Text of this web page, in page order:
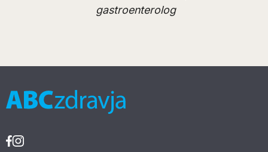
gastroenterolog